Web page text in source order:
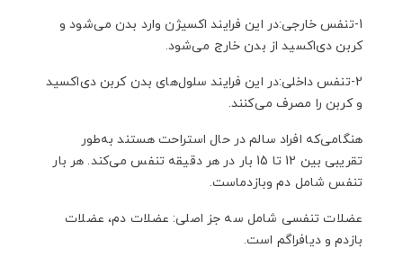
1-تنفس خارجی:در این فرایند اکسیژن وارد بدن می‌شود و
کربن دی‌اکسید از بدن خارج می‌شود.
2-تنفس داخلی:در این فرایند سلول‌های بدن کربن دی‌اکسید
و کربن را مصرف می‌کنند.
هنگامی‌که افراد سالم در حال استراحت هستند به‌طور
تقریبی بین 12 تا 15 بار در هر دقیقه تنفس می‌کند. هر بار
تنفس شامل دم وبازدماست.
عضلات تنفسی شامل سه جز اصلی: عضلات دم، عضلات
بازدم و دیافراگم است.